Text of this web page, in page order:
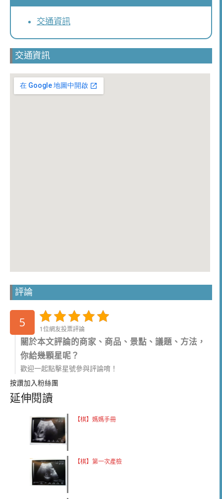
交通資訊
交通資訊
評論
5 1位網友投票評論
關於本文評論的商家、商品、景點、議題、方法，
你給幾顆星呢？
歡迎一起點擊星號參與評論唷！
按讚加入粉絲團
延伸閱讀
【棋】媽媽手冊
【棋】第一次產檢